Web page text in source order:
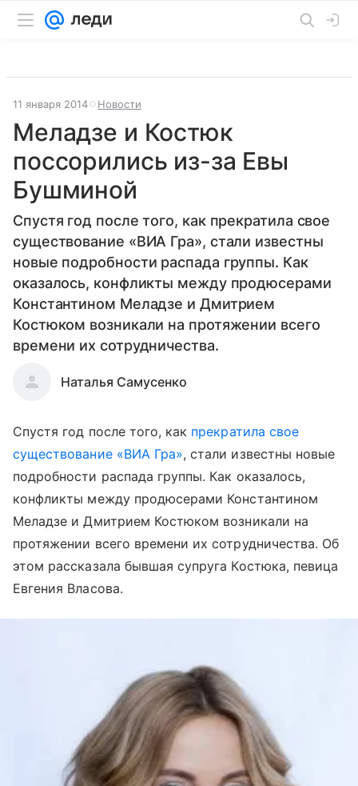
11 января 2014 Новости
Меладзе и Костюк
поссорились из-за Евы
Бушминой
Спустя год после того, как прекратила свое
существование «ВИА Гра», стали известны
новые подробности распада группы. Как
оказалось, конфликты между продюсерами
Константином Меладзе и Дмитрием
Костюком возникали на протяжении всего
времени их сотрудничества.
Наталья Самусенко
Спустя год после того, как прекратила свое
существование «ВИА Гра», стали известны новые
подробности распада группы. Как оказалось,
конфликты между продюсерами Константином
Меладзе и Дмитрием Костюком возникали на
протяжении всего времени их сотрудничества. Об
этом рассказала бывшая супруга Костюка, певица
Евгения Власова.